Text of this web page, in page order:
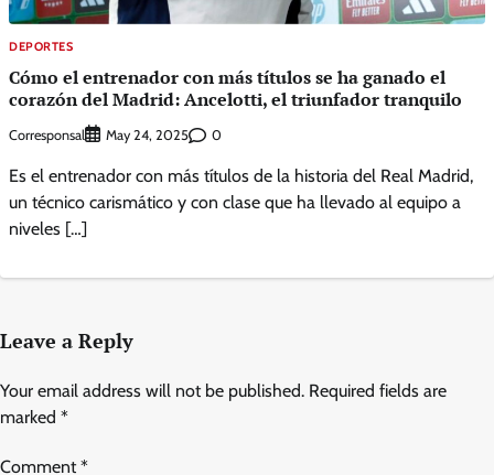
DEPORTES
Cómo el entrenador con más títulos se ha ganado el
corazón del Madrid: Ancelotti, el triunfador tranquilo
Corresponsal May 24, 2025 0
Es el entrenador con más títulos de la historia del Real Madrid,
un técnico carismático y con clase que ha llevado al equipo a
niveles […]
Leave a Reply
Your email address will not be published. Required fields are
marked *
Comment*